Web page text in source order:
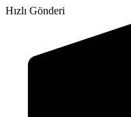
Hızlı Gönderi